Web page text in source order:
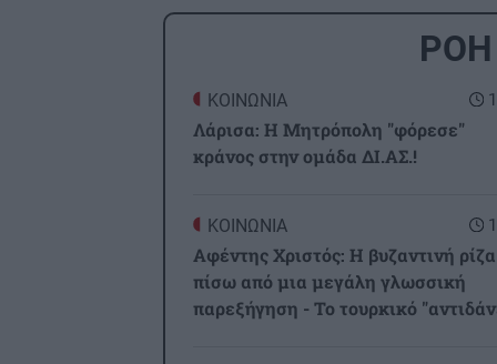
ΡΟΗ
ΚΟΙΝΩΝΙΑ
Λάρισα: Η Μητρόπολη "φόρεσε"
κράνος στην ομάδα ΔΙ.ΑΣ.!
ΚΟΙΝΩΝΙΑ
Αφέντης Χριστός: Η βυζαντινή ρίζα
πίσω από μια μεγάλη γλωσσική
παρεξήγηση - Το τουρκικό